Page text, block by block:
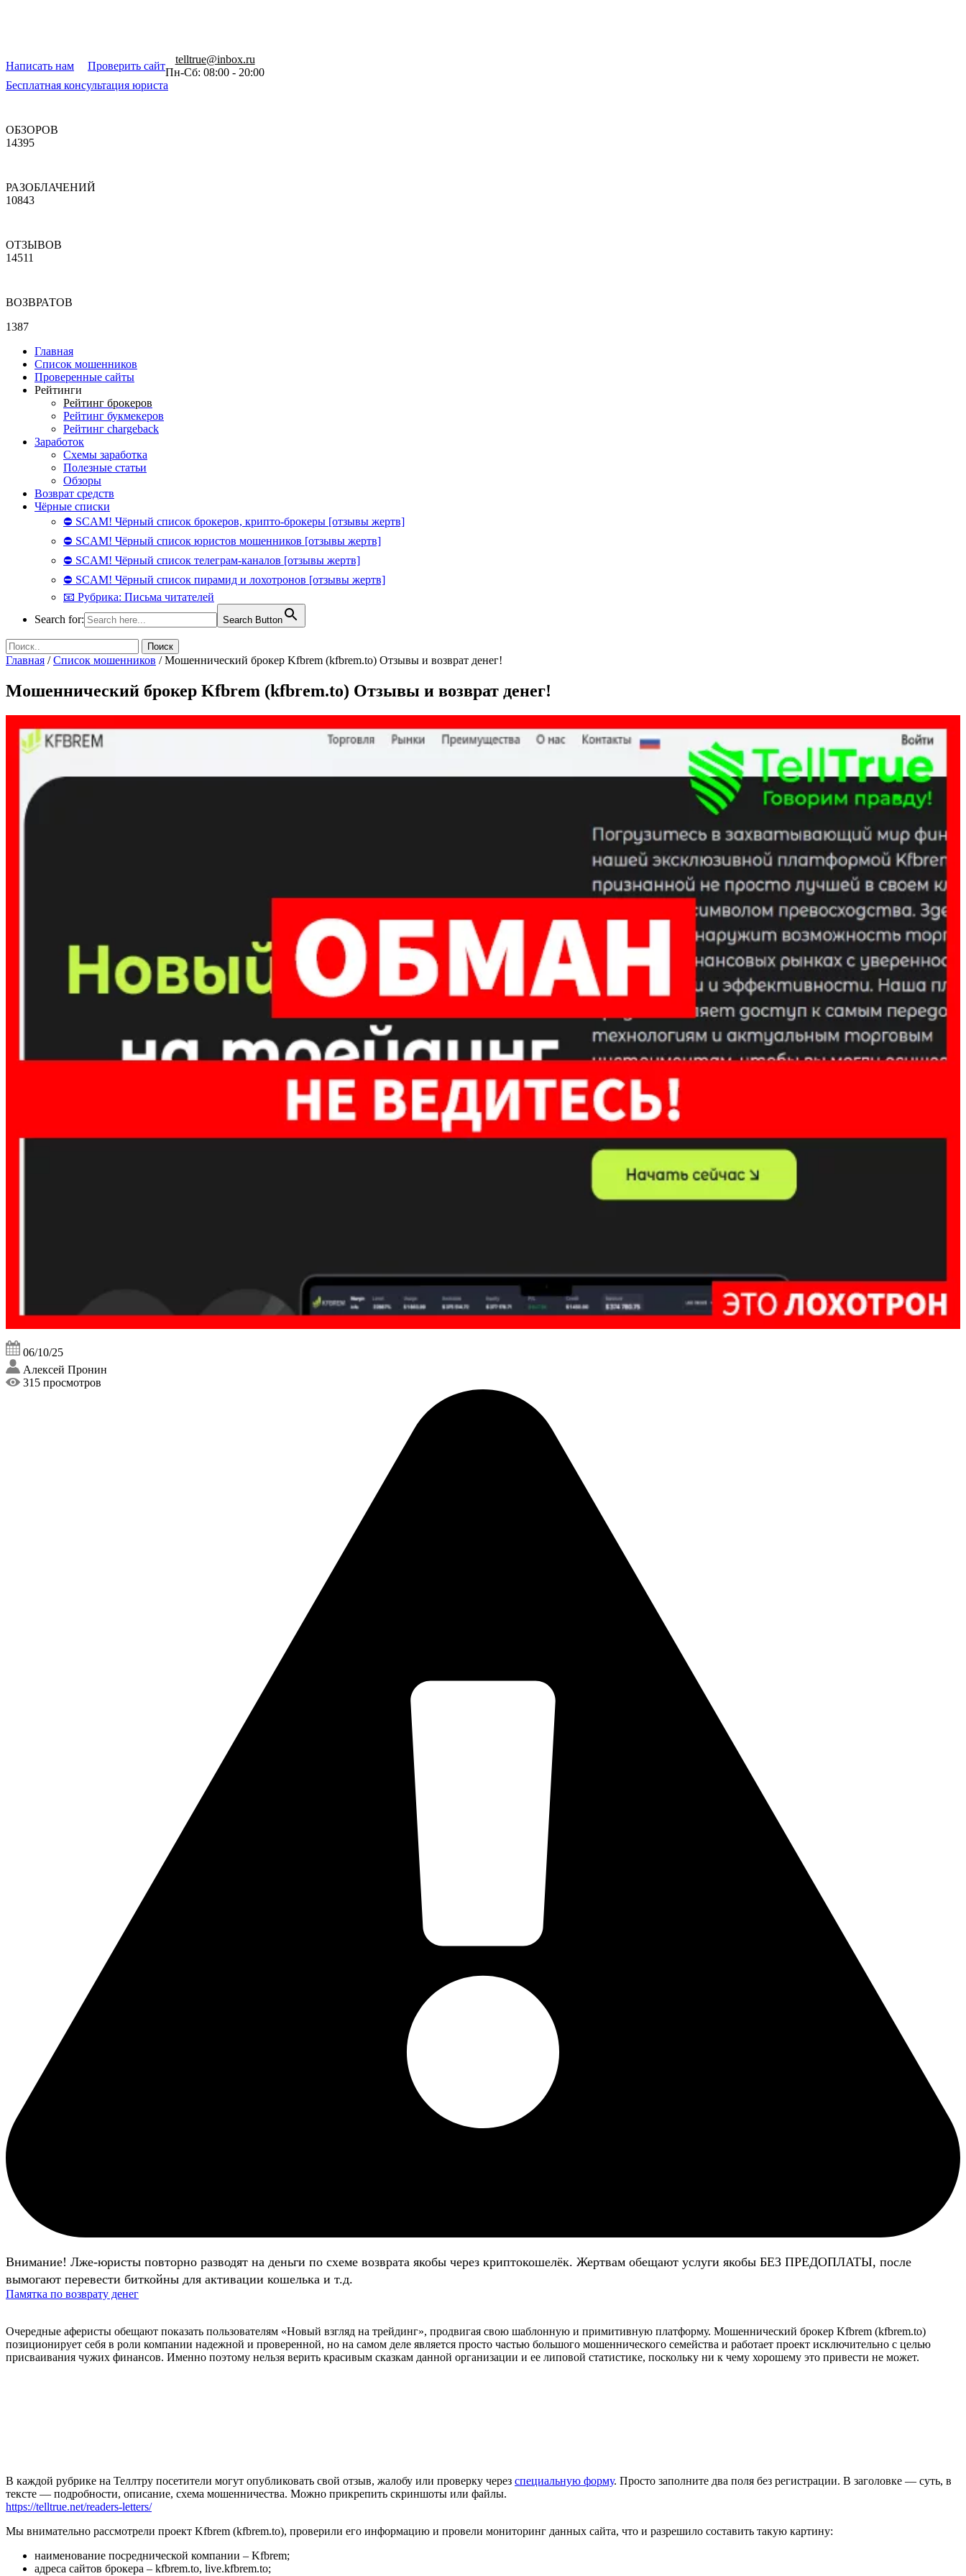
Написать нам Проверить сайт
telltrue@inbox.ru
Пн-Сб: 08:00 - 20:00
Бесплатная консультация юриста
ОБЗОРОВ
14395
РАЗОБЛАЧЕНИЙ
10843
ОТЗЫВОВ
14511
ВОЗВРАТОВ
1387
Главная
Список мошенников
Проверенные сайты
Рейтинги
Рейтинг брокеров
Рейтинг букмекеров
Рейтинг chargeback
Заработок
Схемы заработка
Полезные статьи
Обзоры
Возврат средств
Чёрные списки
⛔ SCAM! Чёрный список брокеров, крипто-брокеры [отзывы жертв]
⛔ SCAM! Чёрный список юристов мошенников [отзывы жертв]
⛔ SCAM! Чёрный список телеграм-каналов [отзывы жертв]
⛔ SCAM! Чёрный список пирамид и лохотронов [отзывы жертв]
📧 Рубрика: Письма читателей
Search for:
Search Button
Главная /Список мошенников /Мошеннический брокер Kfbrem (kfbrem.to) Отзывы и возврат денег!
Мошеннический брокер Kfbrem (kfbrem.to) Отзывы и возврат денег!
06/10/25
Алексей Пронин
315 просмотров
Внимание! Лже-юристы повторно разводят на деньги по схеме возврата якобы через криптокошелёк. Жертвам обещают услуги якобы БЕЗ ПРЕДОПЛАТЫ, после
вымогают перевести биткойны для активации кошелька и т.д.
Памятка по возврату денег
Очередные аферисты обещают показать пользователям «Новый взгляд на трейдинг», продвигая свою шаблонную и примитивную платформу. Мошеннический брокер Kfbrem (kfbrem.to)
позиционирует себя в роли компании надежной и проверенной, но на самом деле является просто частью большого мошеннического семейства и работает проект исключительно с целью
присваивания чужих финансов. Именно поэтому нельзя верить красивым сказкам данной организации и ее липовой статистике, поскольку ни к чему хорошему это привести не может.
В каждой рубрике на Теллтру посетители могут опубликовать свой отзыв, жалобу или проверку через специальную форму. Просто заполните два поля без регистрации. В заголовке — суть, в
тексте — подробности, описание, схема мошенничества. Можно прикрепить скриншоты или файлы.
https://telltrue.net/readers-letters/
Мы внимательно рассмотрели проект Kfbrem (kfbrem.to), проверили его информацию и провели мониторинг данных сайта, что и разрешило составить такую картину:
наименование посреднической компании – Kfbrem;
адреса сайтов брокера – kfbrem.to, live.kfbrem.to;